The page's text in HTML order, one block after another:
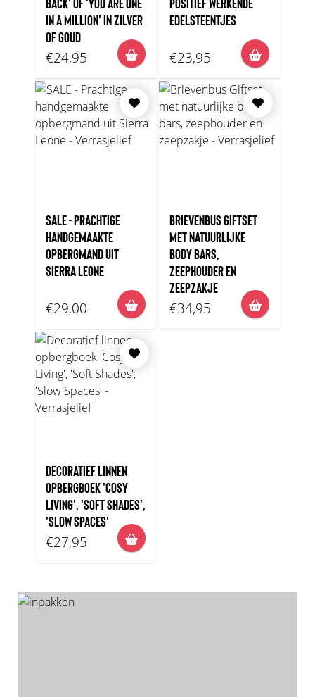
BACK' OF 'YOU ARE ONE
IN A MILLION' IN ZILVER
OF GOUD
€24,95
POSITIEF WERKENDE
EDELSTEENTJES
€23,95
SALE - PRACHTIGE
HANDGEMAAKTE
OPBERGMAND UIT
SIERRA LEONE
€29,00
BRIEVENBUS GIFTSET
MET NATUURLIJKE
BODY BARS,
ZEEPHOUDER EN
ZEEPZAKJE
€34,95
DECORATIEF LINNEN
OPBERGBOEK 'COSY
LIVING', 'SOFT SHADES',
'SLOW SPACES'
€27,95